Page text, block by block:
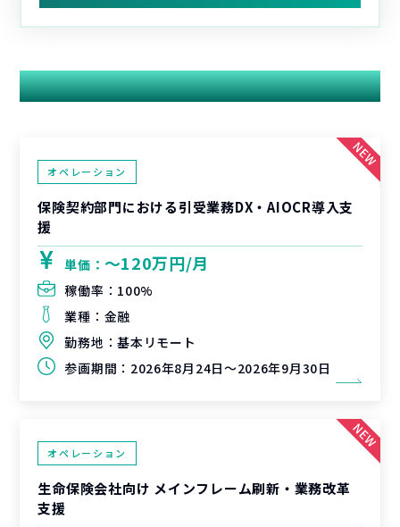
関連する案件
オペレーション
保険契約部門における引受業務DX・AIOCR導入支
援
単価： 〜120万円/月
稼働率： 100%
業種： 金融
勤務地：基本リモート
参画期間： 2026年8月24日～2026年9月30日
オペレーション
生命保険会社向け メインフレーム刷新・業務改革
支援